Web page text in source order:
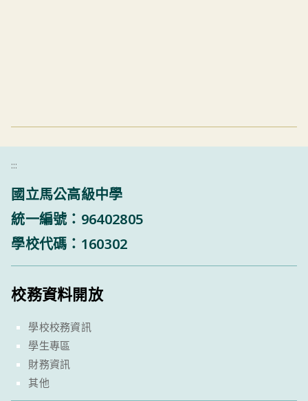
:::
國立馬公高級中學
統一編號：96402805
學校代碼：160302
校務資料開放
學校校務資訊
學生專區
財務資訊
其他